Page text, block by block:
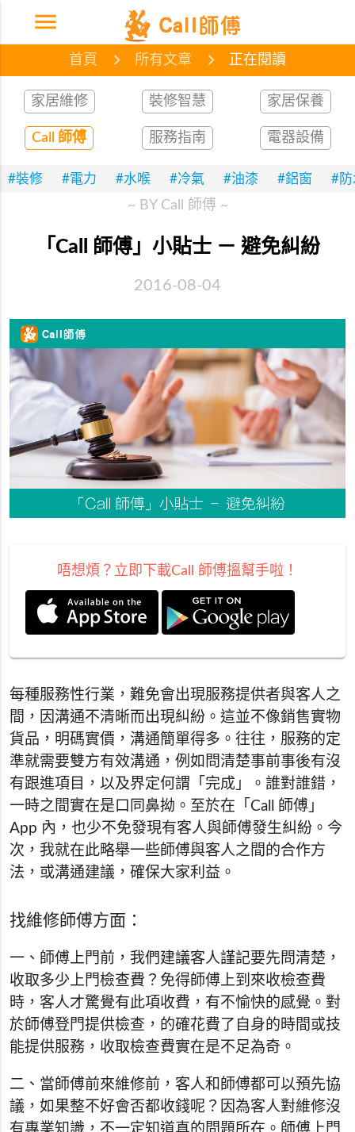
menu 首頁 網誌 文章
首頁 所有文章 正在閱讀
家居維修 裝修智慧 家居保養
Call 師傅 服務指南 電器設備
#裝修 #電力 #水喉 #冷氣 #油漆 #鋁窗 #防
~ BY Call 師傅 ~
「Call 師傅」小貼士 － 避免糾紛
2016-08-04
唔想煩？立即下載Call 師傅搵幫手啦！
每種服務性行業，難免會出現服務提供者與客人之
間，因溝通不清晰而出現糾紛。這並不像銷售實物
貨品，明碼實價，溝通簡單得多。往往，服務的定
準就需要雙方有效溝通，例如問清楚事前事後有沒
有跟進項目，以及界定何謂「完成」。誰對誰錯，
一時之間實在是口同鼻拗。至於在「Call 師傅」
App 內，也少不免發現有客人與師傅發生糾紛。今
次，我就在此略舉一些師傅與客人之間的合作方
法，或溝通建議，確保大家利益。
找維修師傅方面：
一、師傅上門前，我們建議客人謹記要先問清楚，
收取多少上門檢查費？免得師傅上到來收檢查費
時，客人才驚覺有此項收費，有不愉快的感覺。對
於師傅登門提供檢查，的確花費了自身的時間或技
能提供服務，收取檢查費實在是不足為奇。
二、當師傅前來維修前，客人和師傅都可以預先協
議，如果整不好會否都收錢呢？因為客人對維修沒